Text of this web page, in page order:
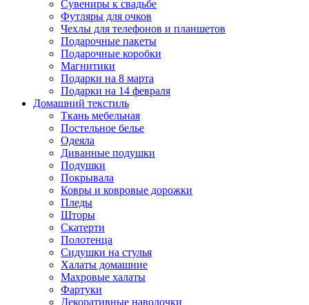
Сувениры к свадьбе
Футляры для очков
Чехлы для телефонов и планшетов
Подарочные пакеты
Подарочные коробки
Магнитики
Подарки на 8 марта
Подарки на 14 февраля
Домашний текстиль
Ткань мебельная
Постельное белье
Одеяла
Диванные подушки
Подушки
Покрывала
Ковры и ковровые дорожки
Пледы
Шторы
Скатерти
Полотенца
Сидушки на стулья
Халаты домашние
Махровые халаты
Фартуки
Декоративные наволочки